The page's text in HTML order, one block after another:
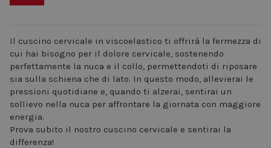
Il cuscino cervicale in viscoelastico ti offrirà la fermezza di
cui hai bisogno per il dolore cervicale, sostenendo
perfettamente la nuca e il collo, permettendoti di riposare
sia sulla schiena che di lato. In questo modo, allevierai le
pressioni quotidiane e, quando ti alzerai, sentirai un
sollievo nella nuca per affrontare la giornata con maggiore
energia.
Prova subito il nostro cuscino cervicale e sentirai la
differenza!